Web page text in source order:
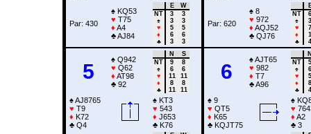
Par: 430
♠ KQ53
♥ T75
♦ A4
♣AJ84
E
W
NT
3
3
♠
3
3
♥
5
5
♦
6
6
♣
3 3
Par: 620
♠ 8
♥ 972
♦ AQJ52
♣ QJ76
NT
6
♠
3
♥
7
♦
1
♣
4
5
♠ Q942
♥ Q62
♦ AT98
♣ 92
N
S
NT
9
8
♠
6
6
♥
11
11
♦
8
8
♣
11 11
♠AJ8765
♥ T9
♦ K72
♣ Q4
♠ KT3
♥ 543
♦ J653
♣ K76
6
♠AJT65
♥ 982
♦ T7
♣A96
NT
5
♠
6
♥
5
♦
8
♣
4
♠ 9
♥ QT5
♦ K65
♣ KQJT75
♠
♥
♦ A2
♣ 3